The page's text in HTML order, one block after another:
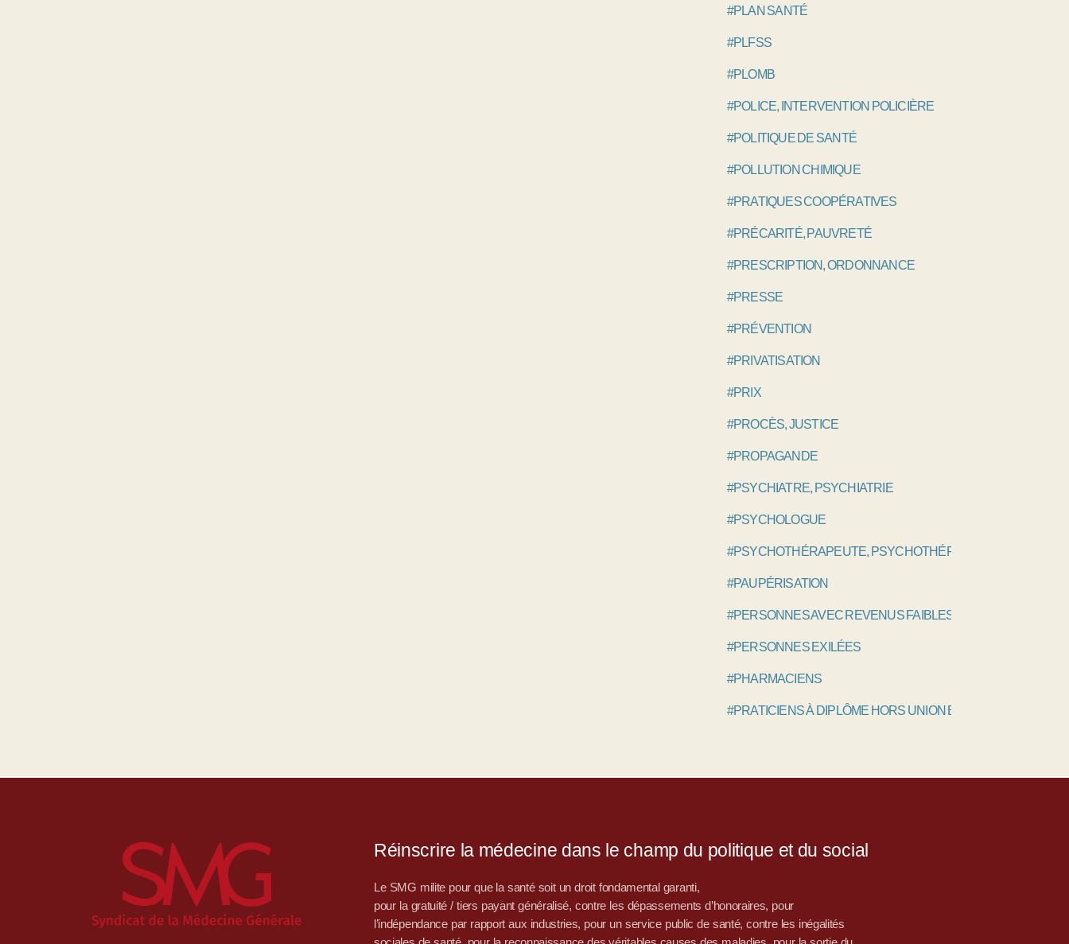
#PLAN SANTÉ
#PLFSS
#PLOMB
#POLICE, INTERVENTION POLICIÈRE
#POLITIQUE DE SANTÉ
#POLLUTION CHIMIQUE
#PRATIQUES COOPÉRATIVES
#PRÉCARITÉ, PAUVRETÉ
#PRESCRIPTION, ORDONNANCE
#PRESSE
#PRÉVENTION
#PRIVATISATION
#PRIX
#PROCÈS, JUSTICE
#PROPAGANDE
#PSYCHIATRE, PSYCHIATRIE
#PSYCHOLOGUE
#PSYCHOTHÉRAPEUTE, PSYCHOTHÉRAPIE
#PAUPÉRISATION
#PERSONNES AVEC REVENUS FAIBLES
#PERSONNES EXILÉES
#PHARMACIENS
#PRATICIENS À DIPLÔME HORS UNION EUROPÉENNE,
Réinscrire la médecine dans le champ du politique et du social
Le SMG milite pour que la santé soit un droit fondamental garanti,
pour la gratuité / tiers payant généralisé, contre les dépassements d’honoraires, pour
l’indépendance par rapport aux industries, pour un service public de santé, contre les inégalités